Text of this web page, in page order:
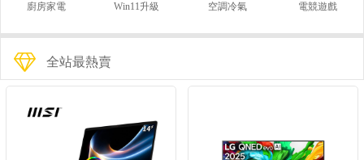
廚房家電 Win11升級 空調冷氣 電競遊戲
全站最熱賣